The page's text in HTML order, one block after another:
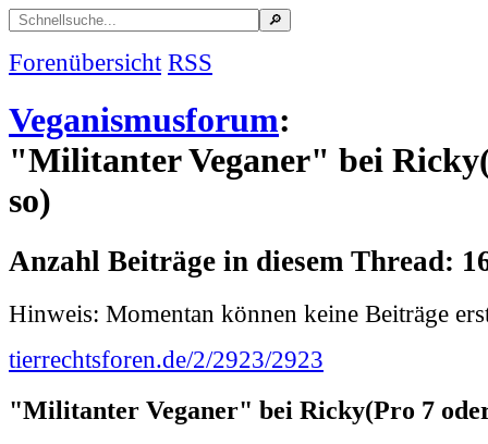
Forenübersicht RSS
Veganismusforum:
"Militanter Veganer" bei
so)
Anzahl Beiträge in diesem Thread:
Hinweis: Momentan können keine Beiträge
tierrechtsforen.de/2/2923/2923
"Militanter Veganer" bei Ricky(Pro 7